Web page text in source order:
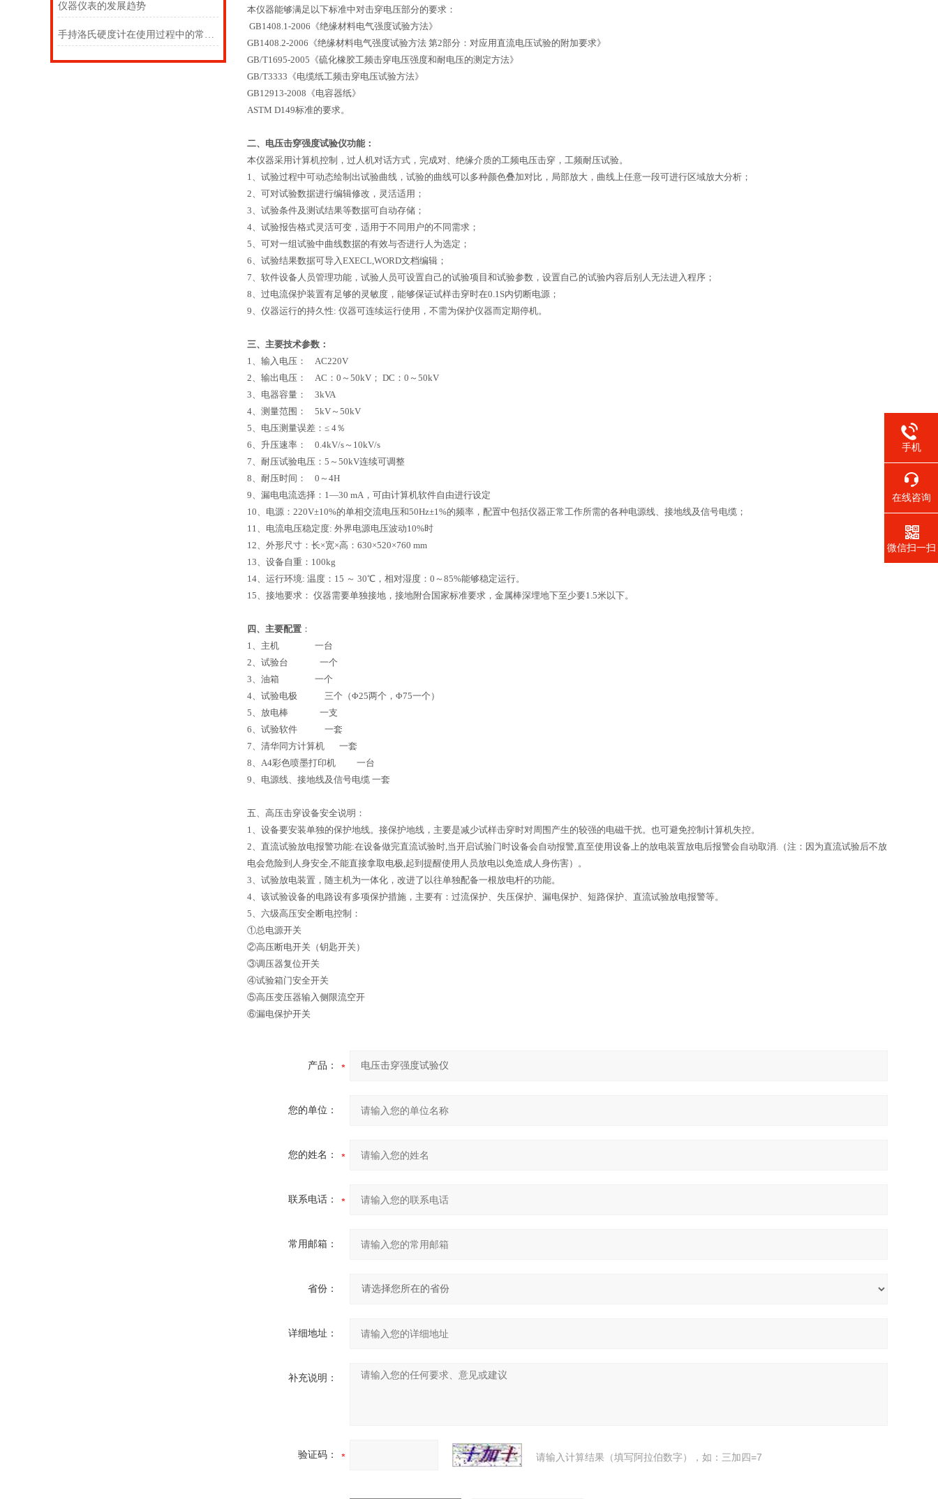
仪器仪表的发展趋势
手持洛氏硬度计在使用过程中的常见问题相应解决方法分享
本仪器能够满足以下标准中对击穿电压部分的要求：
GB1408.1-2006《绝缘材料电气强度试验方法》
GB1408.2-2006《绝缘材料电气强度试验方法 第2部分：对应用直流电压试验的附加要求》
GB/T1695-2005《硫化橡胶工频击穿电压强度和耐电压的测定方法》
GB/T3333《电缆纸工频击穿电压试验方法》
GB12913-2008《电容器纸》
ASTM D149标准的要求。
二、电压击穿强度试验仪功能：
本仪器采用计算机控制，过人机对话方式，完成对、绝缘介质的工频电压击穿，工频耐压试验。
1、试验过程中可动态绘制出试验曲线，试验的曲线可以多种颜色叠加对比，局部放大，曲线上任意一段可进行区域放大分析；
2、可对试验数据进行编辑修改，灵活适用；
3、试验条件及测试结果等数据可自动存储；
4、试验报告格式灵活可变，适用于不同用户的不同需求；
5、可对一组试验中曲线数据的有效与否进行人为选定；
6、试验结果数据可导入EXECL,WORD文档编辑；
7、软件设备人员管理功能，试验人员可设置自己的试验项目和试验参数，设置自己的试验内容后别人无法进入程序；
8、过电流保护装置有足够的灵敏度，能够保证试样击穿时在0.1S内切断电源；
9、仪器运行的持久性: 仪器可连续运行使用，不需为保护仪器而定期停机。
三、主要技术参数：
1、输入电压： AC220V
2、输出电压： AC：0～50kV； DC：0～50kV
3、电器容量： 3kVA
4、测量范围： 5kV～50kV
5、电压测量误差：≤ 4％
6、升压速率： 0.4kV/s～10kV/s
7、耐压试验电压：5～50kV连续可调整
8、耐压时间： 0～4H
9、漏电电流选择：1—30 mA，可由计算机软件自由进行设定
10、电源：220V±10%的单相交流电压和50Hz±1%的频率，配置中包括仪器正常工作所需的各种电源线、接地线及信号电缆；
11、电流电压稳定度: 外界电源电压波动10%时
12、外形尺寸：长×宽×高：630×520×760 mm
13、设备自重：100kg
14、运行环境: 温度：15 ～ 30℃，相对湿度：0～85%能够稳定运行。
15、接地要求： 仪器需要单独接地，接地附合国家标准要求，金属棒深埋地下至少要1.5米以下。
四、主要配置 ：
1、主机 一台
2、试验台 一个
3、油箱 一个
4、试验电极 三个（Φ25两个，Φ75一个）
5、放电棒 一支
6、试验软件 一套
7、清华同方计算机 一套
8、A4彩色喷墨打印机 一台
9、电源线、接地线及信号电缆 一套
五、高压击穿设备安全说明：
1、设备要安装单独的保护地线。接保护地线，主要是减少试样击穿时对周围产生的较强的电磁干扰。也可避免控制计算机失控。
2、直流试验放电报警功能:在设备做完直流试验时,当开启试验门时设备会自动报警,直至使用设备上的放电装置放电后报警会自动取消.（注：因为直流试验后不放
电会危险到人身安全,不能直接拿取电极,起到提醒使用人员放电以免造成人身伤害）。
3、试验放电装置，随主机为一体化，改进了以往单独配备一根放电杆的功能。
4、该试验设备的电路设有多项保护措施，主要有：过流保护、失压保护、漏电保护、短路保护、直流试验放电报警等。
5、六级高压安全断电控制：
①总电源开关
②高压断电开关（钥匙开关）
③调压器复位开关
④试验箱门安全开关
⑤高压变压器输入侧限流空开
⑥漏电保护开关
产品：
您的单位：
您的姓名：
联系电话：
常用邮箱：
省份：
详细地址：
补充说明：
验证码： 请输入计算结果（填写阿拉伯数字），如：三加四=7
手机
在线咨询
微信扫一扫